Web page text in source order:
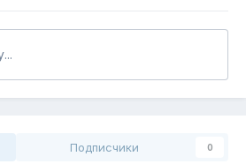
Подписчики 0